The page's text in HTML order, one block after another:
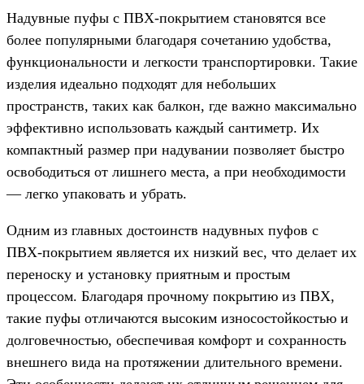
Надувные пуфы с ПВХ-покрытием становятся все
более популярными благодаря сочетанию удобства,
функциональности и легкости транспортировки. Такие
изделия идеально подходят для небольших
пространств, таких как балкон, где важно максимально
эффективно использовать каждый сантиметр. Их
компактный размер при надувании позволяет быстро
освободиться от лишнего места, а при необходимости
— легко упаковать и убрать.
Одним из главных достоинств надувных пуфов с
ПВХ-покрытием является их низкий вес, что делает их
переноску и установку приятным и простым
процессом. Благодаря прочному покрытию из ПВХ,
такие пуфы отличаются высоким износостойкостью и
долговечностью, обеспечивая комфорт и сохранность
внешнего вида на протяжении длительного времени.